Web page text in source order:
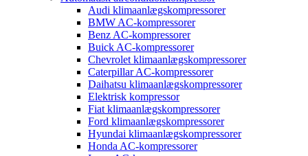
Audi klimaanlægskompressorer
BMW AC-kompressorer
Benz AC-kompressorer
Buick AC-kompressorer
Chevrolet klimaanlægskompressorer
Caterpillar AC-kompressorer
Daihatsu klimaanlægskompressorer
Elektrisk kompressor
Fiat klimaanlægskompressorer
Ford klimaanlægskompressorer
Hyundai klimaanlægskompressorer
Honda AC-kompressorer